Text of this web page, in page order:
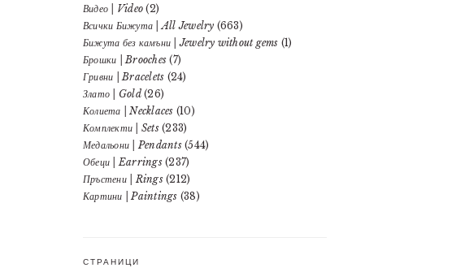
Видео | Video (2)
Всички Бижута | All Jewelry (663)
Бижута без камъни | Jewelry without gems (1)
Брошки | Brooches (7)
Гривни | Bracelets (24)
Злато | Gold(26)
Колиета | Necklaces (10)
Комплекти | Sets(233)
Медальони | Pendants(544)
Обеци | Earrings(237)
Пръстени | Rings(212)
Картини | Paintings (38)
СТРАНИЦИ